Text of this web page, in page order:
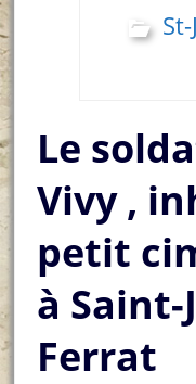
Le
Vivy ,
petit
à Saint-
Ferrat